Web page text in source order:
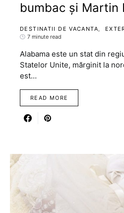
bumbac și Martin
DESTINATII DE VACANTA
7 minute read
Alabama este un stat din
Statelor Unite, mărginit la
est…
READ MORE